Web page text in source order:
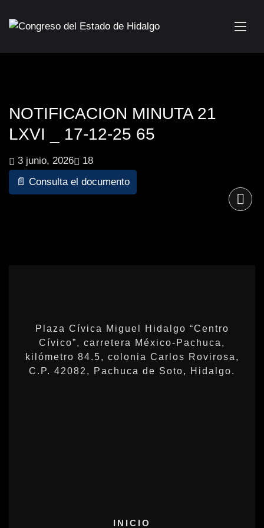
NOTIFICACION MINUTA 21
LXVI _ 17-12-25 65
3 junio, 2026
18
📄 Consulta el documento
Plaza Cívica Miguel Hidalgo “Centro
Cívico”, carretera México-Pachuca,
kilómetro 84.5, colonia Carlos Rovirosa,
C.P. 42082, Pachuca de Soto, Hidalgo.
INICIO